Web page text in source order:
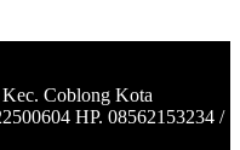
Coblong Kota
HP. 08562153234 /